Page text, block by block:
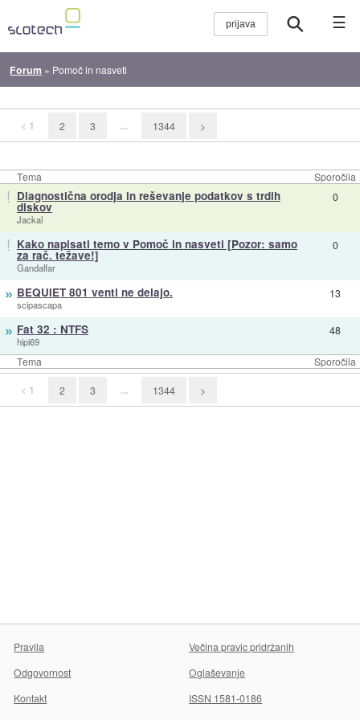
☰
Forum » Pomoč in nasveti
< 1 2 3 ... 1344 >
Tema Sporočila
Tema Sporočila
! Diagnostična orodja in reševanje podatkov s trdih
diskov
Jackal
0
! Kako napisati temo v Pomoč in nasveti [Pozor: samo
za rač. težave!]
Gandalfar
0
» BEQUIET 801 venti ne delajo.
scipascapa
13
» Fat 32 : NTFS
hipi69
48
< 1 2 3 ... 1344 >
Pravila
Večina pravic pridržanih
Odgovornost
Oglaševanje
Kontakt
ISSN 1581-0186